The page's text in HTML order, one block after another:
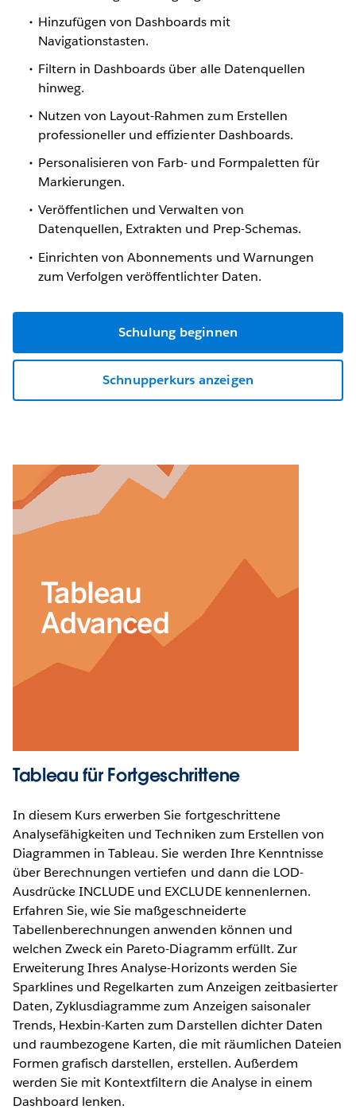
Hinzufügen von Dashboards mit
Navigationstasten.
Filtern in Dashboards über alle Datenquellen
hinweg.
Nutzen von Layout-Rahmen zum Erstellen
professioneller und effizienter Dashboards.
Personalisieren von Farb- und Formpaletten für
Markierungen.
Veröffentlichen und Verwalten von
Datenquellen, Extrakten und Prep-Schemas.
Einrichten von Abonnements und Warnungen
zum Verfolgen veröffentlichter Daten.
Schulung beginnen
Schnupperkurs anzeigen
Tableau für Fortgeschrittene
In diesem Kurs erwerben Sie fortgeschrittene
Analysefähigkeiten und Techniken zum Erstellen von
Diagrammen in Tableau. Sie werden Ihre Kenntnisse
über Berechnungen vertiefen und dann die LOD-
Ausdrücke INCLUDE und EXCLUDE kennenlernen.
Erfahren Sie, wie Sie maßgeschneiderte
Tabellenberechnungen anwenden können und
welchen Zweck ein Pareto-Diagramm erfüllt. Zur
Erweiterung Ihres Analyse-Horizonts werden Sie
Sparklines und Regelkarten zum Anzeigen zeitbasierter
Daten, Zyklusdiagramme zum Anzeigen saisonaler
Trends, Hexbin-Karten zum Darstellen dichter Daten
und raumbezogene Karten, die mit räumlichen Dateien
Formen grafisch darstellen, erstellen. Außerdem
werden Sie mit Kontextfiltern die Analyse in einem
Dashboard lenken.